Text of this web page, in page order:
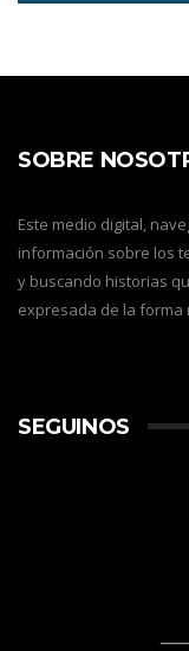
SOBRE
Este medio digital,
información sobre los
y buscando historias
expresada de la forma
SEGUINOS